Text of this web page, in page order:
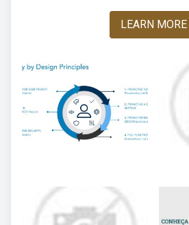
LEARN MORE